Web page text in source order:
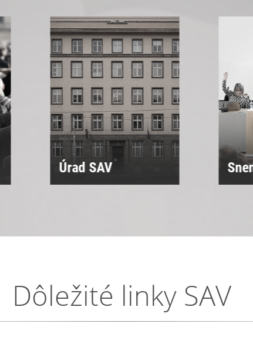
Úrad SAV
Dôležité linky SAV